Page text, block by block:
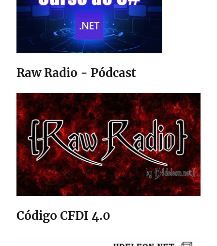
Raw Radio - Pódcast
Código CFDI 4.0